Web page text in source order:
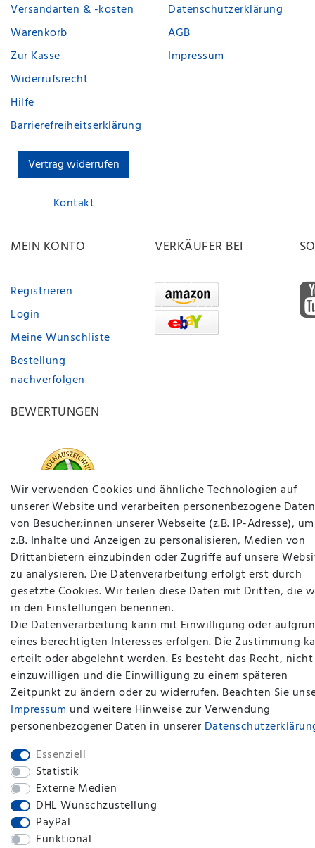
Versandarten & -kosten
Warenkorb
Zur Kasse
Widerrufsrecht
Hilfe
Barrierefreiheitserklärung
Vertrag widerrufen
Kontakt
Datenschutzerklärung
AGB
Impressum
MEIN KONTO
Registrieren
Login
Meine Wunschliste
Bestellung
nachverfolgen
VERKÄUFER BEI
BEWERTUNGEN
Wir verwenden Cookies und ähnliche Technologien auf
unserer Website und verarbeiten personenbezogene Daten
von Besucher:innen unserer Webseite (z.B. IP-Adresse), um
z.B. Inhalte und Anzeigen zu personalisieren, Medien von
Drittanbietern einzubinden oder Zugriffe auf unsere
zu analysieren. Die Datenverarbeitung erfolgt erst durch
gesetzte Cookies. Wir teilen diese Daten mit Dritten, die
in den Einstellungen benennen.
Die Datenverarbeitung kann mit Einwilligung oder
eines berechtigten Interesses erfolgen. Die Zustimmung
erteilt oder abgelehnt werden. Es besteht das Recht, nicht
einzuwilligen und die Einwilligung zu einem späteren
Zeitpunkt zu ändern oder zu widerrufen. Beachten Sie
Impressum und weitere Hinweise zur Verwendung
personenbezogener Daten in unserer
Essenziell
Statistik
Externe Medien
DHL Wunschzustellung
PayPal
Funktional
plentymarkets Template von Plenty Lions
BACK TO TOP